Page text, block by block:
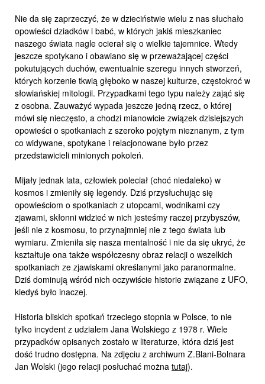
Nie da się zaprzeczyć, że w dzieciństwie wielu z nas słuchało
opowieści dziadków i babć, w których jakiś mieszkaniec
naszego świata nagle ocierał się o wielkie tajemnice. Wtedy
jeszcze spotykano i obawiano się w przeważającej części
pokutujących duchów, ewentualnie szeregu innych stworzeń,
których korzenie tkwią głęboko w naszej kulturze, częstokroć w
słowiańskiej mitologii. Przypadkami tego typu należy zająć się
z osobna. Zauważyć wypada jeszcze jedną rzecz, o której
mówi się nieczęsto, a chodzi mianowicie związek dzisiejszych
opowieści o spotkaniach z szeroko pojętym nieznanym, z tym
co widywane, spotykane i relacjonowane było przez
przedstawicieli minionych pokoleń.
Mijały jednak lata, człowiek poleciał (choć niedaleko) w
kosmos i zmieniły się legendy. Dziś przysłuchując się
opowieściom o spotkaniach z utopcami, wodnikami czy
zjawami, skłonni widzieć w nich jesteśmy raczej przybyszów,
jeśli nie z kosmosu, to przynajmniej nie z tego świata lub
wymiaru. Zmieniła się nasza mentalność i nie da się ukryć, że
kształtuje ona także współczesny obraz relacji o wszelkich
spotkaniach ze zjawiskami określanymi jako paranormalne.
Dziś dominują wśród nich oczywiście historie związane z UFO,
kiedyś było inaczej.
Historia bliskich spotkań trzeciego stopnia w Polsce, to nie
tylko incydent z udzialem Jana Wolskiego z 1978 r. Wiele
przypadków opisanych zostało w literaturze, która dziś jest
dość trudno dostępna. Na zdjęciu z archiwum Z.Blani-Bolnara
Jan Wolski (jego relacji posłuchać można tutaj).